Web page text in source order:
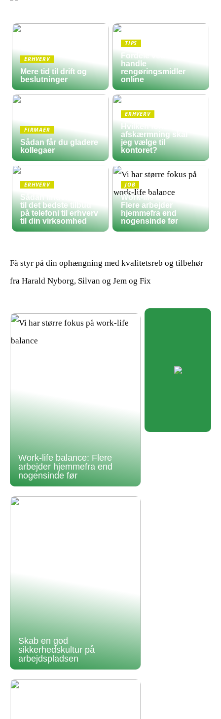
ERHVERV
Mere tid til drift og
beslutninger
TIPS
Fordele ved at
handle
rengøringsmidler
online
FIRMAER
Sådan får du gladere
kollegaer
ERHVERV
Hvilken form for
afskærmning skal
jeg vælge til
kontoret?
ERHVERV
Sådan finder du frem
til det bedste tilbud
på telefoni til erhverv
til din virksomhed
JOB
Work-life balance:
Flere arbejder
hjemmefra end
nogensinde før
Få styr på din ophængning med kvalitetsreb og tilbehør
fra Harald Nyborg, Silvan og Jem og Fix
Work-life balance: Flere
arbejder hjemmefra end
nogensinde før
Skab en god
sikkerhedskultur på
arbejdspladsen